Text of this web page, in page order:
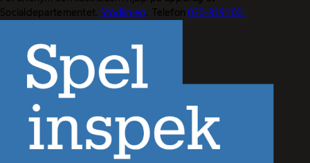
Socialdepartementet. Stödlinjen. Telefon020-81 91 00.